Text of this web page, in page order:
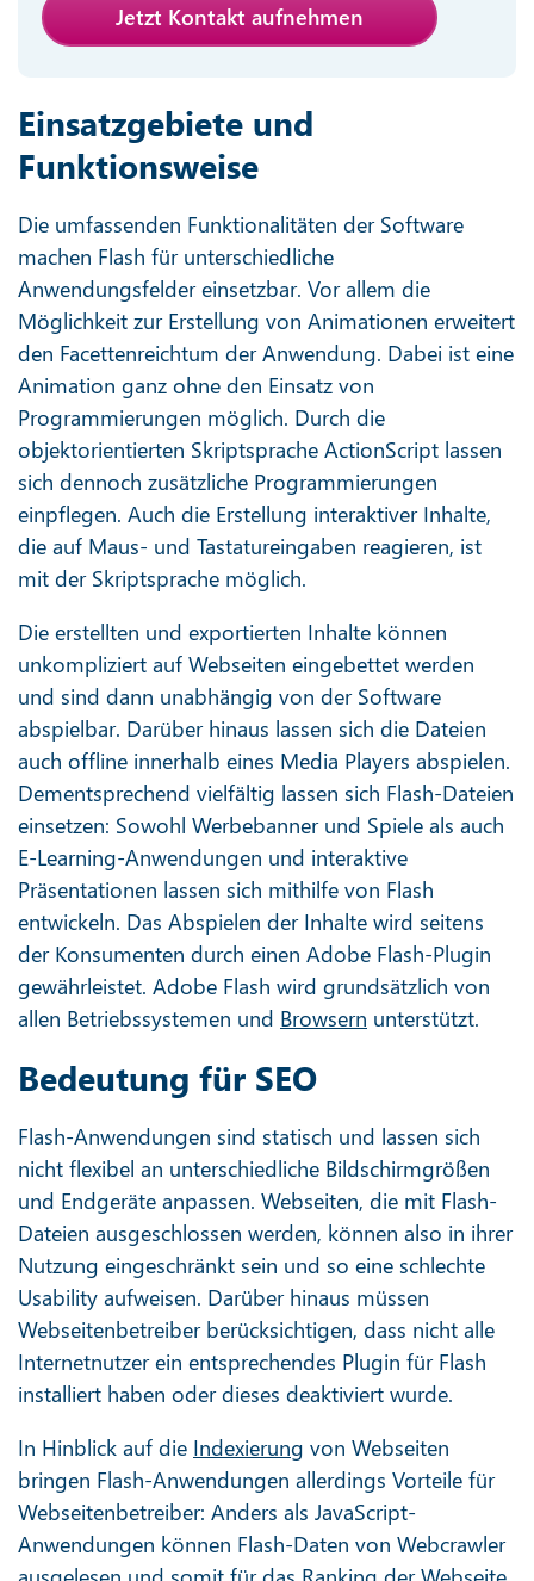
Jetzt Kontakt aufnehmen
Einsatzgebiete und
Funktionsweise
Die umfassenden Funktionalitäten der Software
machen Flash für unterschiedliche
Anwendungsfelder einsetzbar. Vor allem die
Möglichkeit zur Erstellung von Animationen erweitert
den Facettenreichtum der Anwendung. Dabei ist eine
Animation ganz ohne den Einsatz von
Programmierungen möglich. Durch die
objektorientierten Skriptsprache ActionScript lassen
sich dennoch zusätzliche Programmierungen
einpflegen. Auch die Erstellung interaktiver Inhalte,
die auf Maus- und Tastatureingaben reagieren, ist
mit der Skriptsprache möglich.
Die erstellten und exportierten Inhalte können
unkompliziert auf Webseiten eingebettet werden
und sind dann unabhängig von der Software
abspielbar. Darüber hinaus lassen sich die Dateien
auch offline innerhalb eines Media Players abspielen.
Dementsprechend vielfältig lassen sich Flash-Dateien
einsetzen: Sowohl Werbebanner und Spiele als auch
E-Learning-Anwendungen und interaktive
Präsentationen lassen sich mithilfe von Flash
entwickeln. Das Abspielen der Inhalte wird seitens
der Konsumenten durch einen Adobe Flash-Plugin
gewährleistet. Adobe Flash wird grundsätzlich von
allen Betriebssystemen und Browsern unterstützt.
Bedeutung für SEO
Flash-Anwendungen sind statisch und lassen sich
nicht flexibel an unterschiedliche Bildschirmgrößen
und Endgeräte anpassen. Webseiten, die mit Flash-
Dateien ausgeschlossen werden, können also in ihrer
Nutzung eingeschränkt sein und so eine schlechte
Usability aufweisen. Darüber hinaus müssen
Webseitenbetreiber berücksichtigen, dass nicht alle
Internetnutzer ein entsprechendes Plugin für Flash
installiert haben oder dieses deaktiviert wurde.
In Hinblick auf die Indexierung von Webseiten
bringen Flash-Anwendungen allerdings Vorteile für
Webseitenbetreiber: Anders als JavaScript-
Anwendungen können Flash-Daten von Webcrawler